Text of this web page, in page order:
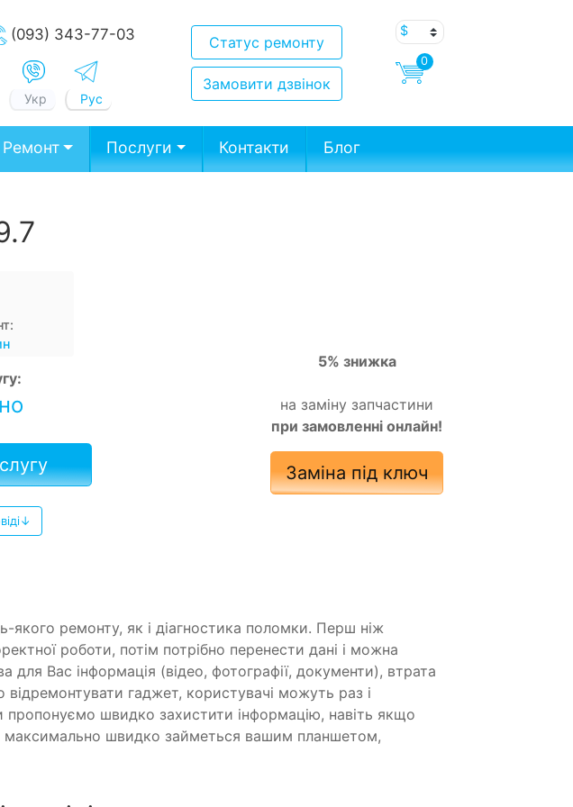
(093) 343-77-03
Укр Рус
Статус ремонту
Замовити дзвінок
0
Ремонт Послуги Контакти Блог
5% знижка
на заміну запчастини
при замовленні онлайн!
Заміна під ключ
ремонту, як і діагностика поломки. Перш ніж
роботи, потім потрібно перенести дані і можна
Вас інформація (відео, фотографії, документи), втрата
гаджет, користувачі можуть раз і
пропонуємо швидко захистити інформацію, навіть якщо
максимально швидко займеться вашим планшетом,